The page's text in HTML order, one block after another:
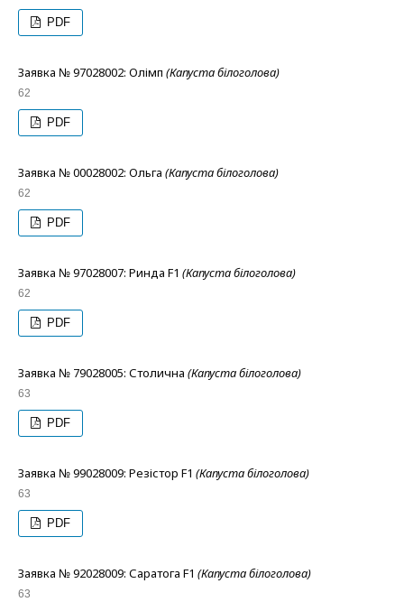
PDF
Заявка № 97028002: Олімп (Капуста білоголова)
62
PDF
Заявка № 00028002: Ольга (Капуста білоголова)
62
PDF
Заявка № 97028007: Ринда F1 (Капуста білоголова)
62
PDF
Заявка № 79028005: Столична (Капуста білоголова)
63
PDF
Заявка № 99028009: Резістор F1 (Капуста білоголова)
63
PDF
Заявка № 92028009: Саратога F1 (Капуста білоголова)
63